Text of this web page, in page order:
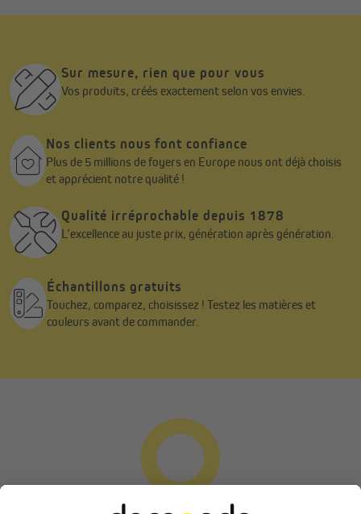
Sur mesure, rien que pour vous
Vos produits, créés exactement selon vos envies.
Nos clients nous font confiance
Plus de 5 millions de foyers en Europe nous ont déjà choisis
et apprécient notre qualité !
Qualité irréprochable depuis 1878
L’excellence au juste prix, génération après génération.
Échantillons gratuits
Touchez, comparez, choisissez ! Testez les matières et
couleurs avant de commander.